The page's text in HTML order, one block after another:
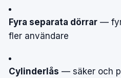
Fyra separata dörrar —
fler användare
Cylinderlås — säker och